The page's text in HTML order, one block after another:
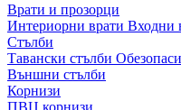
Врати и прозорци
Интериорни врати Входни
Стълби
Тавански стълби
Външни стълби
Корнизи
ПВЦ корнизи